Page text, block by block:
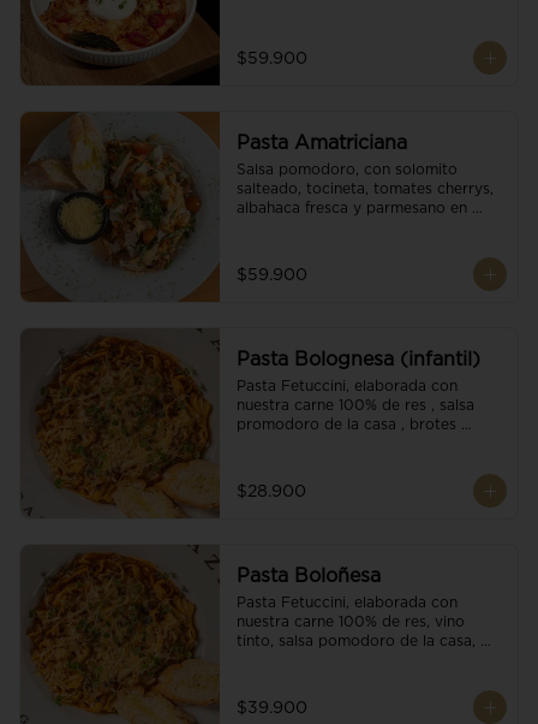
$59.900
Pasta Amatriciana
Salsa pomodoro, con solomito
salteado, tocineta, tomates cherrys,
albahaca fresca y parmesano en
$59.900
Pasta Bolognesa (infantil)
Pasta Fetuccini, elaborada con
nuestra carne 100% de res , salsa
promodoro de la casa , brotes
$28.900
Pasta Boloñesa
Pasta Fetuccini, elaborada con
nuestra carne 100% de res, vino
tinto, salsa pomodoro de la casa,
$39.900